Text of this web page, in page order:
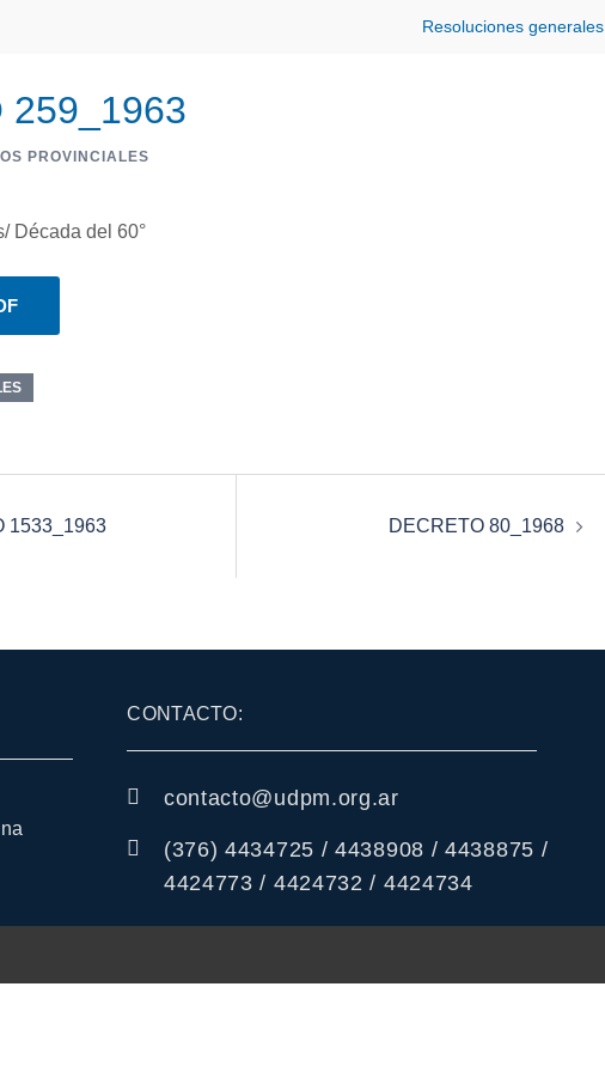
Resoluciones generales
259_1963
PROVINCIALES
Década del 60°
1533_1963 DECRETO 80_1968
CONTACTO:
contacto@udpm.org.ar
(376) 4434725 / 4438908 / 4438875 /
4424773 / 4424732 / 4424734